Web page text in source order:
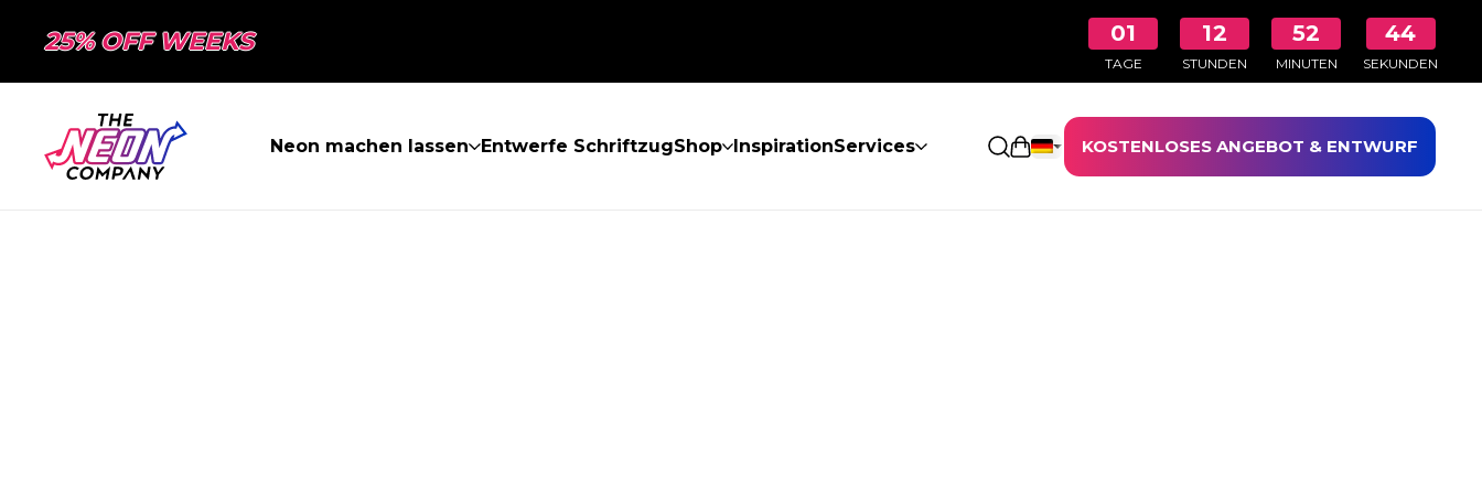
25% OFF WEEKS 01
TAGE
12
STUNDEN
52
MINUTEN
44
SEKUNDEN
Neon machen lassen Entwerfe SchriftzugShop InspirationServices Einkaufswagen öffnen
KOSTENLOSES ANGEBOT & ENTWURF